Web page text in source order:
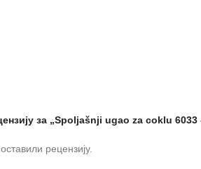
за „Spoljašnji ugao za coklu 6033
рецензију.